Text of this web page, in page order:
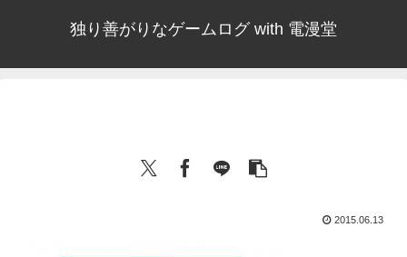
独り善がりなゲームログ with 電漫堂
2015.06.13